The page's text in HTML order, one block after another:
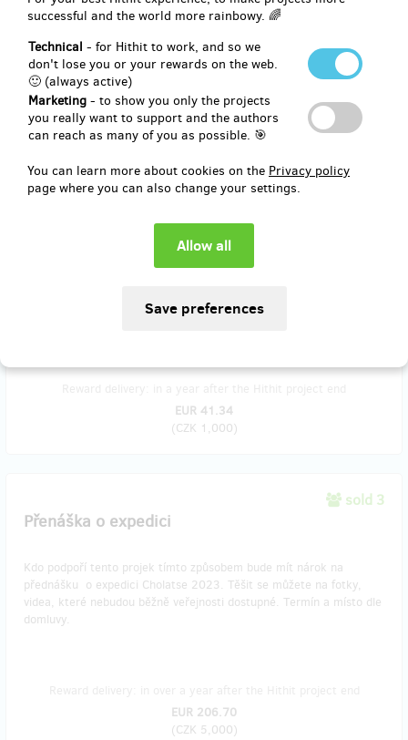
successful and the world more rainbowy. 🌈
Technical - for Hithit to work, and so we
don't lose you or your rewards on the web.
🙂 (always active)
Marketing - to show you only the projects
you really want to support and the authors
can reach as many of you as possible. 🎯
You can learn more about cookies on the Privacy policy
page where you can also change your settings.
poměru 1/1) a obdrží tričko s logem SC z předešlých ročníků.
nebude k dispozici) poštovné je v ceně.
Reward delivery: Zásilkovna, in half a year after the Hithit project
end
EUR 24.80
Každý kdo podpoří tento projekt, může absolvovat s polečně s
Honzou jeho oblíbený longrun 21km v okolí Strážnice.
EUR 41.34
(CZK 1,000)
sold 3
Přenáška o expedici
Kdo podpoří tento projek tímto způsobem bude mít nárok na
přednášku o expedici Cholatse 2023. Těšit se můžete na fotky,
videa, které nebudou běžně veřejnosti dostupné. Termín a místo dle
domluvy.
EUR 206.70
(CZK 5,000)